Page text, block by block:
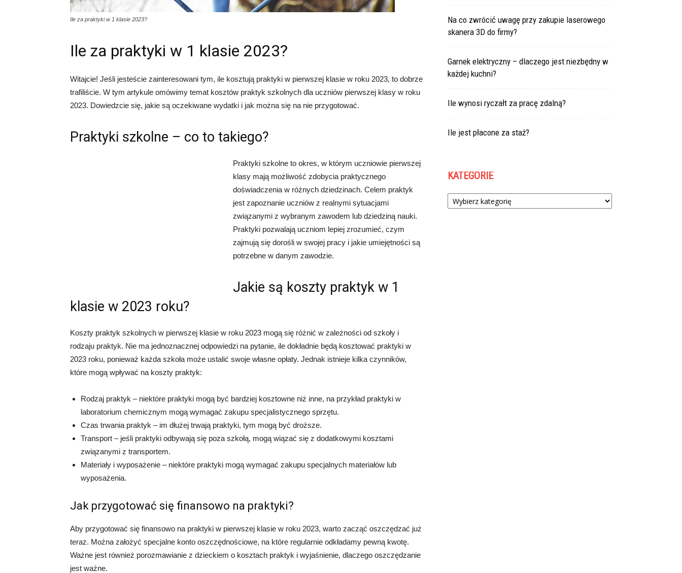
Ile za praktyki w 1 klasie 2023?
Ile za praktyki w 1 klasie 2023?
Witajcie! Jeśli jesteście zainteresowani tym, ile kosztują praktyki w pierwszej klasie w roku 2023, to dobrze
trafiliście. W tym artykule omówimy temat kosztów praktyk szkolnych dla uczniów pierwszej klasy w roku
2023. Dowiedzcie się, jakie są oczekiwane wydatki i jak można się na nie przygotować.
Praktyki szkolne – co to takiego?
Praktyki szkolne to okres, w którym uczniowie pierwszej
klasy mają możliwość zdobycia praktycznego
doświadczenia w różnych dziedzinach. Celem praktyk
jest zapoznanie uczniów z realnymi sytuacjami
związanymi z wybranym zawodem lub dziedziną nauki.
Praktyki pozwalają uczniom lepiej zrozumieć, czym
zajmują się dorośli w swojej pracy i jakie umiejętności są
potrzebne w danym zawodzie.
Jakie są koszty praktyk w 1
klasie w 2023 roku?
Koszty praktyk szkolnych w pierwszej klasie w roku 2023 mogą się różnić w zależności od szkoły i
rodzaju praktyk. Nie ma jednoznacznej odpowiedzi na pytanie, ile dokładnie będą kosztować praktyki w
2023 roku, ponieważ każda szkoła może ustalić swoje własne opłaty. Jednak istnieje kilka czynników,
które mogą wpływać na koszty praktyk:
Rodzaj praktyk – niektóre praktyki mogą być bardziej kosztowne niż inne, na przykład praktyki w
laboratorium chemicznym mogą wymagać zakupu specjalistycznego sprzętu.
Czas trwania praktyk – im dłużej trwają praktyki, tym mogą być droższe.
Transport – jeśli praktyki odbywają się poza szkołą, mogą wiązać się z dodatkowymi kosztami
związanymi z transportem.
Materiały i wyposażenie – niektóre praktyki mogą wymagać zakupu specjalnych materiałów lub
wyposażenia.
Jak przygotować się finansowo na praktyki?
Aby przygotować się finansowo na praktyki w pierwszej klasie w roku 2023, warto zacząć oszczędzać już
teraz. Można założyć specjalne konto oszczędnościowe, na które regularnie odkładamy pewną kwotę.
Ważne jest również porozmawianie z dzieckiem o kosztach praktyk i wyjaśnienie, dlaczego oszczędzanie
jest ważne.
Na co zwrócić uwagę przy zakupie laserowego
skanera 3D do firmy?
Garnek elektryczny – dlaczego jest niezbędny w
każdej kuchni?
Ile wynosi ryczałt za pracę zdalną?
Ile jest płacone za staż?
KATEGORIE
Kategorie